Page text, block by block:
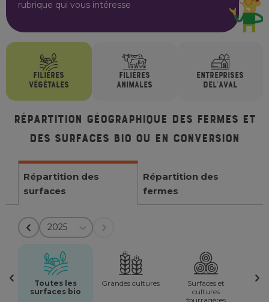
rubrique qui vous intéresse
FILIÈRES
VÉGÉTALES
FILIÈRES
ANIMALES
ENTREPRISES
DEL'AVAL
Répartition géographique des fermes et
des surfaces bio ou en conversion
Répartition des
surfaces
Répartition des
fermes
2025
Toutes les
surfaces bio
Grandes cultures
Surfaces et
cultures
fourragères